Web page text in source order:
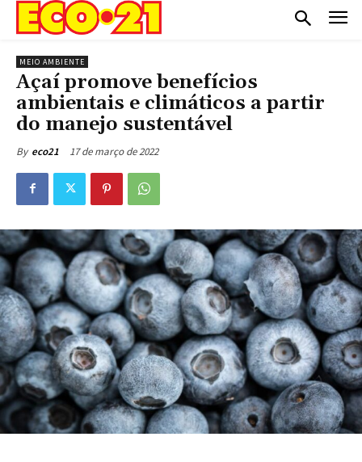
MEIO AMBIENTE
Açaí promove benefícios
ambientais e climáticos a partir
do manejo sustentável
By eco21 17 de março de 2022